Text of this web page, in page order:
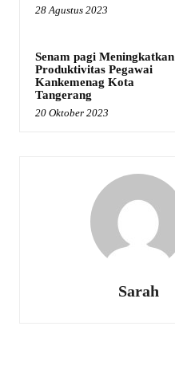
28 Agustus 2023
Senam pagi Meningkatkan
Produktivitas Pegawai
Kankemenag Kota
Tangerang
20 Oktober 2023
Sarah